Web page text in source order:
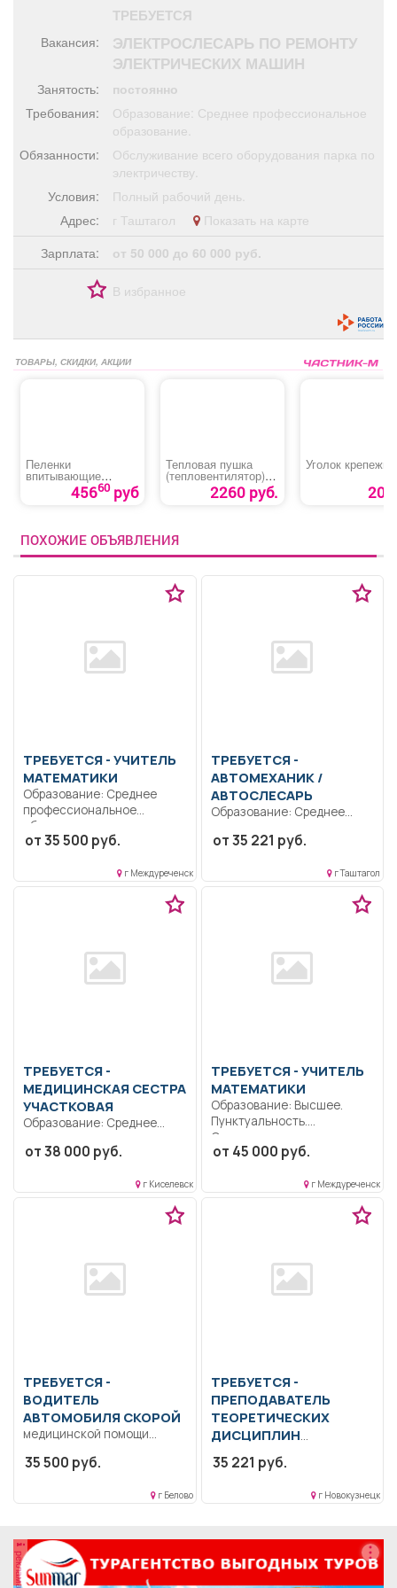
Обучение
Товары Поздравления Погода
Я - пенсионер
ТРЕБУЕТСЯ
Вакансия:
ЭЛЕКТРОСЛЕСАРЬ ПО РЕМОНТУ
ЭЛЕКТРИЧЕСКИХ МАШИН
Занятость:
постоянно
Требования:
Образование: Среднее профессиональное
образование.
Обязанности:
Обслуживание всего оборудования парка по
электричеству.
Условия:
Полный рабочий день.
Адрес:
г Таштагол
Показать на карте
Зарплата:
от 50 000 до 60 000 руб.
В избранное
ТОВАРЫ, СКИДКИ, АКЦИИ
Пеленки
впитывающие
«Медлил» эконом
45660руб
Тепловая пушка
(тепловентилятор)
«Denzel DHC 2-100»
2260 руб.
Уголок
20
ПОХОЖИЕ ОБЪЯВЛЕНИЯ
ТРЕБУЕТСЯ - УЧИТЕЛЬ
МАТЕМАТИКИ
Образование: Среднее
профессиональное
образование..
Формирование
компетенций и понимания...
от 35 500 руб.
г Междуреченск
ТРЕБУЕТСЯ -
АВТОМЕХАНИК /
АВТОСЛЕСАРЬ
Образование: Среднее
образование.. Проводит
от 35 221 руб.
г Таштагол
ТРЕБУЕТСЯ -
МЕДИЦИНСКАЯ СЕСТРА
УЧАСТКОВАЯ
Образование: Среднее
Коммуникабельность
Дисциплинированность..
Выполнение должностных
обязанностей согласно...
от 38 000 руб.
г Киселевск
ТРЕБУЕТСЯ - УЧИТЕЛЬ
МАТЕМАТИКИ
Образование: Высшее.
Пунктуальность.
Ответственность.
Дисциплинированность..
обучающихся с...
от 45 000 руб.
г Междуреченск
ТРЕБУЕТСЯ -
ВОДИТЕЛЬ
АВТОМОБИЛЯ СКОРОЙ
медицинской помощи
удостоверение кат. B, D.
ответственность.. Водитель
35 500 руб.
г Белово
ТРЕБУЕТСЯ -
ПРЕПОДАВАТЕЛЬ
ТЕОРЕТИЧЕСКИХ
ДИСЦИПЛИН
профессиональное
учащихся теоретическим
35 221 руб.
г Новокузнецк
реклама